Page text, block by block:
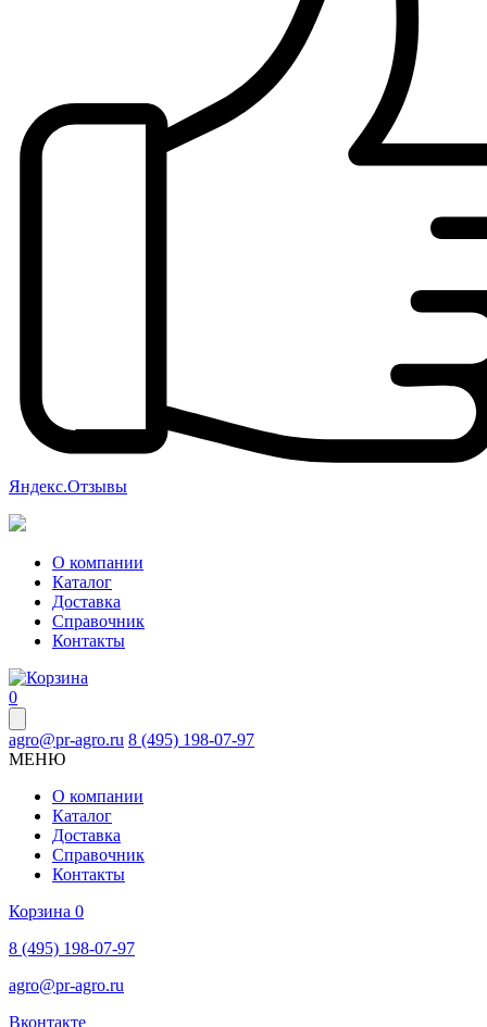
Яндекс.Отзывы
О компании
Каталог
Доставка
Справочник
Контакты
0
agro@pr-agro.ru 8 (495) 198-07-97
МЕНЮ
О компании
Каталог
Доставка
Справочник
Контакты
Корзина 0
8 (495) 198-07-97
agro@pr-agro.ru
Вконтакте